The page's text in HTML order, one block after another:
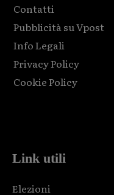
Contatti
Pubblicità su Vpost
Info Legali
Privacy Policy
Cookie Policy
Link utili
Elezioni